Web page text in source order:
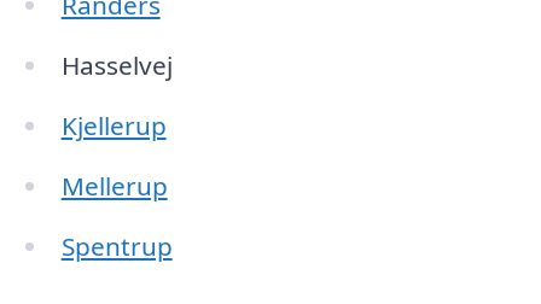
Hasselvej
Kjellerup
Mellerup
Spentrup